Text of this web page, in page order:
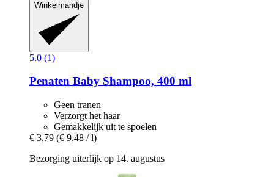
Winkelmandje
5.0 (1)
Penaten Baby Shampoo, 400 ml
Geen tranen
Verzorgt het haar
Gemakkelijk uit te spoelen
€ 3,79 (€ 9,48 / l)
Bezorging uiterlijk op 14. augustus